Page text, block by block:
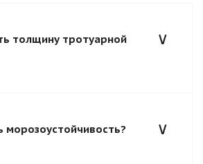
толщину тротуарной
морозоустойчивость?